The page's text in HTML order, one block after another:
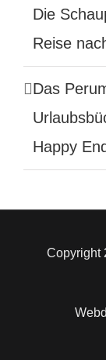
Die
Reise
Das
Happy End
Copyright